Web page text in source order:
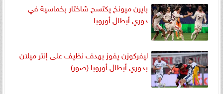
بايرن ميونخ يكتسح شاختار بخماسية في
دوري أبطال أوروبا
ليفركوزن يفوز بهدف نظيف على إنتر ميلان
بدوري أبطال أوروبا (صور)